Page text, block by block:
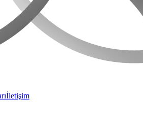
İletişim